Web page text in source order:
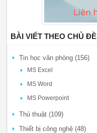
BÀI VIẾT THEO CHỦ ĐỀ
Tin học văn phòng (156)
MS Excel
MS Word
MS Powerpoint
Thủ thuật (109)
Thiết bị công nghệ (48)